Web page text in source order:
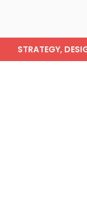
STRATEGY,